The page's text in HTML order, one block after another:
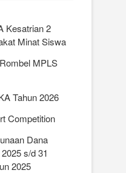
Kesatrian 2
Minat Siswa
MPLS
Tahun 2026
Competition
Dana
s/d 31
2025